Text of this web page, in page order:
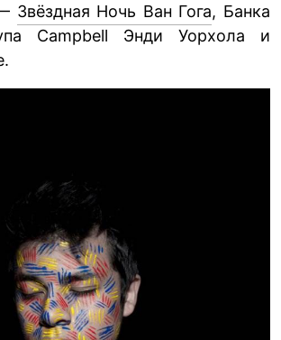
Звёздная Ночь Ван Гога, Банка
Campbell Энди Уорхола и